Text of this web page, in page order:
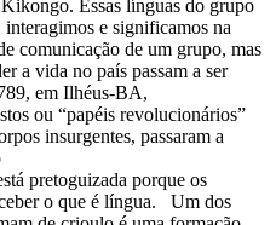
Essas línguas do grupo
e significamos na
comunicação de um grupo, mas
a vida no país passam a ser
em Ilhéus-BA,
ou “papéis revolucionários”
insurgentes, passaram a
pretoguizada porque os
o que é língua. Um dos